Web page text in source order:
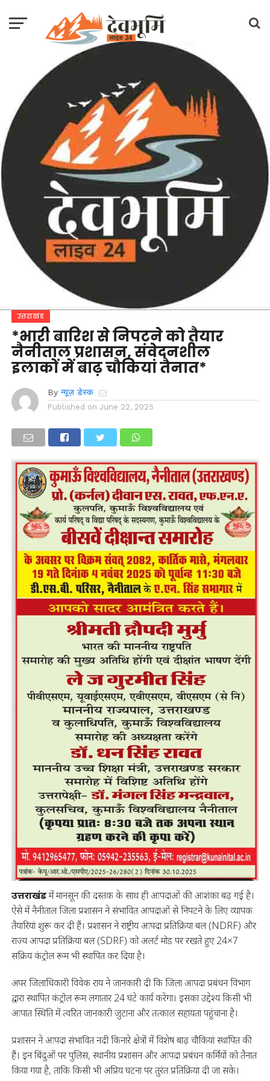
उत्तराखंड
*भारी बारिश से निपटने को तैयार
नैनीताल प्रशासन, संवेदनशील
इलाकों में बाढ़ चौकियां तैनात*
By न्यूज़ डेस्क
Published on June 22, 2025
उत्तराखंडमें मानसून की दस्तक के साथ ही आपदाओं की आशंका बढ़ गई है।
ऐसे में नैनीताल जिला प्रशासन ने संभावित आपदाओं से निपटने के लिए व्यापक
तैयारियां शुरू कर दी हैं। प्रशासन ने राष्ट्रीय आपदा प्रतिक्रिया बल (NDRF) और
राज्य आपदा प्रतिक्रिया बल (SDRF) को अलर्ट मोड पर रखते हुए 24×7
सक्रिय कंट्रोल रूम भी स्थापित कर दिया है।
अपर जिलाधिकारी विवेक राय ने जानकारी दी कि जिला आपदा प्रबंधन विभाग
द्वारा स्थापित कंट्रोल रूम लगातार 24 घंटे कार्य करेगा। इसका उद्देश्य किसी भी
आपात स्थिति में त्वरित जानकारी जुटाना और तत्काल सहायता पहुंचाना है।
प्रशासन ने आपदा संभावित नदी किनारे क्षेत्रों में विशेष बाढ़ चौकियां स्थापित की
हैं। इन बिंदुओं पर पुलिस, स्थानीय प्रशासन और आपदा प्रबंधन कर्मियों को तैनात
किया गया है, ताकि किसी भी अप्रिय घटना पर तुरंत प्रतिक्रिया दी जा सके।